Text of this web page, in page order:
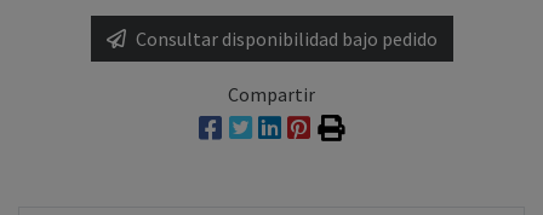
Consultar disponibilidad bajo pedido
Compartir